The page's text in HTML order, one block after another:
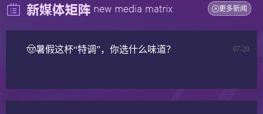
更多新闻
07-20
🤠暑假这杯“特调”，你选什么味道？